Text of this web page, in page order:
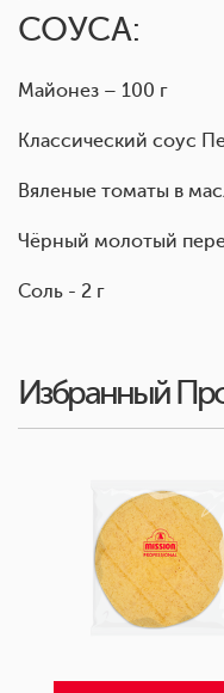
СОУСА:
Майонез – 100 г
Классический соус
Вяленые томаты в
Чёрный молотый
Соль - 2 г
Избранный